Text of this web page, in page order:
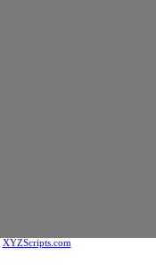
XYZScripts.com